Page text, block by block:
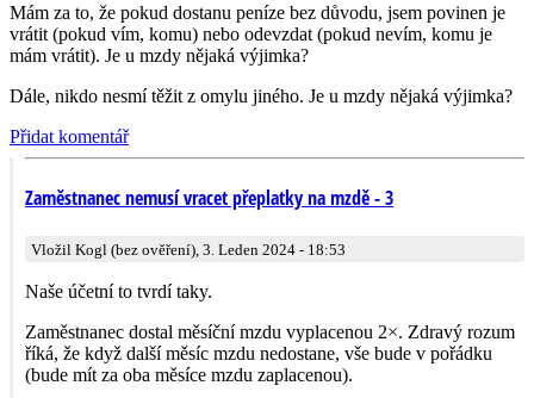
Mám za to, že pokud dostanu peníze bez důvodu, jsem povinen je
vrátit (pokud vím, komu) nebo odevzdat (pokud nevím, komu je
mám vrátit). Je u mzdy nějaká výjimka?
Dále, nikdo nesmí těžit z omylu jiného. Je u mzdy nějaká výjimka?
Přidat komentář
Zaměstnanec nemusí vracet přeplatky na mzdě - 3
Vložil Kogl (bez ověření), 3. Leden 2024 - 18:53
Naše účetní to tvrdí taky.
Zaměstnanec dostal měsíční mzdu vyplacenou 2×. Zdravý rozum
říká, že když další měsíc mzdu nedostane, vše bude v pořádku
(bude mít za oba měsíce mzdu zaplacenou).